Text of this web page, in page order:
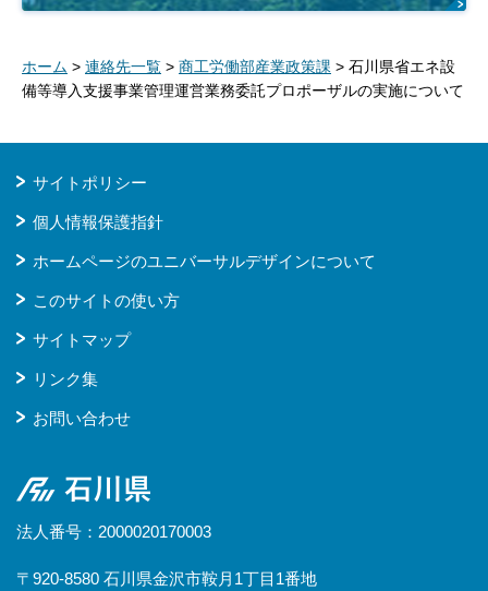
ホーム > 連絡先一覧 > 商工労働部産業政策課 > 石川県省エネ設
備等導入支援事業管理運営業務委託プロポーザルの実施について
サイトポリシー
個人情報保護指針
ホームページのユニバーサルデザインについて
このサイトの使い方
サイトマップ
リンク集
お問い合わせ
石川県
法人番号：2000020170003
〒920-8580 石川県金沢市鞍月1丁目1番地